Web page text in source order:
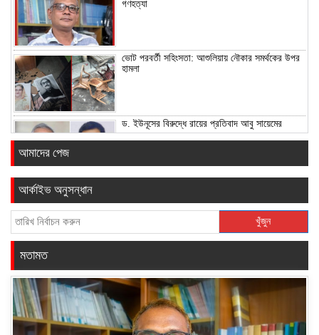
গণহত্যা
ভোট পরবর্তী সহিংসতা: আশুলিয়ায় নৌকার সমর্থকের উপর
হামলা
ড. ইউনূসের বিরুদ্ধে রায়ের প্রতিবাদ আবু সায়েমের
জাবিতে ছাত্রদলের প্রতিবাদ মিছিল
আমাদের পেজ
আর্কাইভ অনুসন্ধান
খুঁজুন
মতামত